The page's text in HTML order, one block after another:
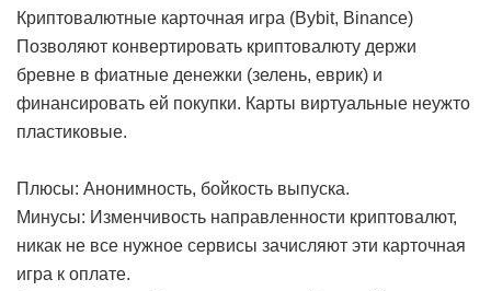
Криптовалютные карточная игра (Bybit, Binance)
Позволяют конвертировать криптовалюту держи
бревне в фиатные денежки (зелень, еврик) и
финансировать ей покупки. Карты виртуальные неужто
пластиковые.
Плюсы: Анонимность, бойкость выпуска.
Минусы: Изменчивость направленности криптовалют,
никак не все нужное сервисы зачисляют эти карточная
игра к оплате.